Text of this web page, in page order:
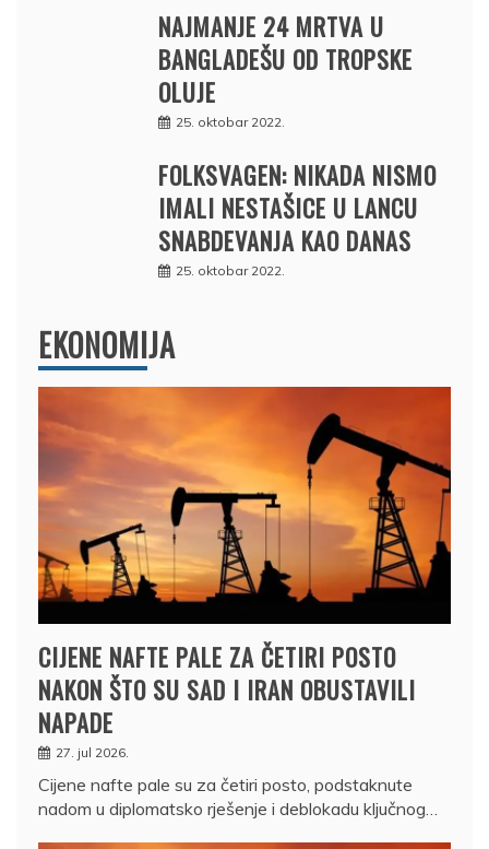
NAJMANJE 24 MRTVA U
BANGLADEŠU OD TROPSKE
OLUJE
25. oktobar 2022.
FOLKSVAGEN: NIKADA NISMO
IMALI NESTAŠICE U LANCU
SNABDEVANJA KAO DANAS
25. oktobar 2022.
EKONOMIJA
CIJENE NAFTE PALE ZA ČETIRI POSTO
NAKON ŠTO SU SAD I IRAN OBUSTAVILI
NAPADE
27. jul 2026.
Cijene nafte pale su za četiri posto, podstaknute
nadom u diplomatsko rješenje i deblokadu ključnog…